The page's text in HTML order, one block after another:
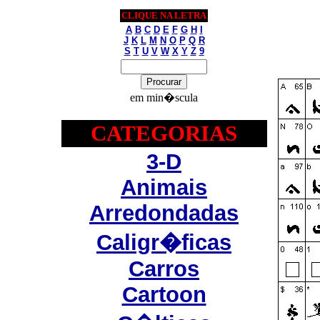
CLIQUE NA LETRA
A B C D E F G H
J K L M N O P Q R
S T U V W X Y Z 9
em min�scula
CATEGORIAS
3-D
Animais
Arredondadas
Caligr�ficas
Carros
Cartoon